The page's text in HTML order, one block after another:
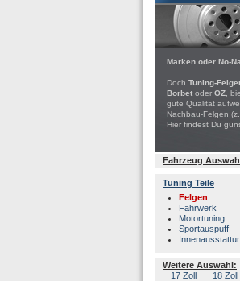
Marken oder No-
Doch Tuning-
Borbet oder OZ ,
gute Qualität
Nachbau-Felgen
Hier findest Du
Fahrzeug
Tuning Teile
Felgen
Fahrwerk
Motortuning
Sportauspuff
Weitere Auswahl:
17 Zoll
18 Zoll